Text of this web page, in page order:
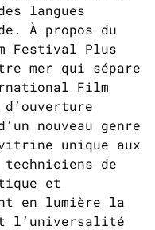
langues
À propos du
Festival Plus
mer qui sépare
Film
nouveau genre
unique aux
de
et
en lumière la
l’universalité